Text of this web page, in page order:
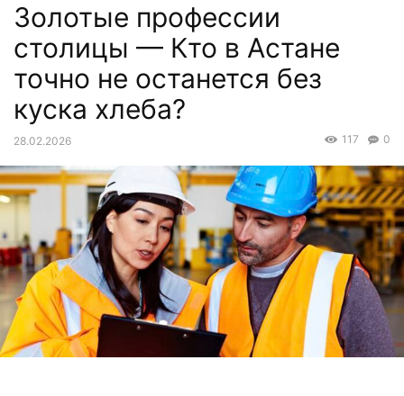
Золотые профессии
столицы — Кто в Астане
точно не останется без
куска хлеба?
28.02.2026 0
117